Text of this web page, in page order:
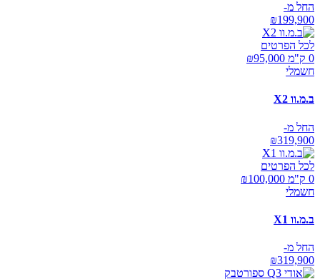
החל מ-
₪199,900
לכל הפרטים
0 ק"מ ₪
95,000
חשמלי
ב.מ.וו X2
החל מ-
₪319,900
לכל הפרטים
0 ק"מ ₪
100,000
חשמלי
ב.מ.וו X1
החל מ-
₪319,900